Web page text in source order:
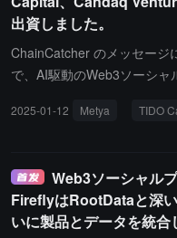
ポートも提供します。The
くの応募プロジェクトから
加する最初の 7 つの優れた
の中で Metya が際立ってい
モーション、業界指導、人
して、Metya は Web3 と AI
のスマートで分散型のソー
に新たな活力を注入すること
術のサポートを提供し、
ルはユーザーにスムーズな
運営には、UXLINK の Link-
ザーは友達を招待したり、
ム内の優れた Web3 プロジ
出資しました。
ChainCatcher のメッセージ
で、AI駆動のWeb3ソーシ
た。投資者にはTIDO Capital
オンチェーンソーシャルプロ
的なWeb3プラットフォー
ォームは、AIとブロックチェ
2025-01-12 Metya TIDO
Web3ソーシャル
FireflyはRootDataと深
いに製品とデータを統合